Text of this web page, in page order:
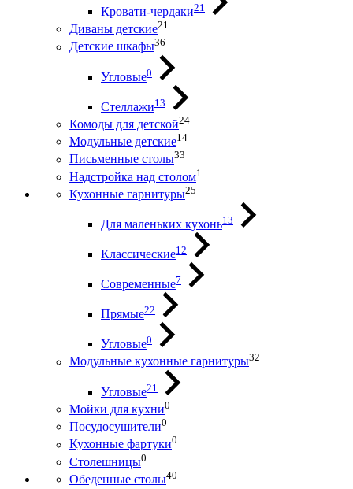
Кровати-чердаки21
Диваны детские21
Детские шкафы36
Угловые0
Стеллажи13
Комоды для детской24
Модульные детские14
Письменные столы33
Надстройка над столом1
Кухонные гарнитуры25
Для маленьких кухонь13
Классические12
Современные7
Прямые22
Угловые0
Модульные кухонные гарнитуры32
Угловые21
Мойки для кухни0
Посудосушители0
Кухонные фартуки0
Столешницы0
Обеденные столы40